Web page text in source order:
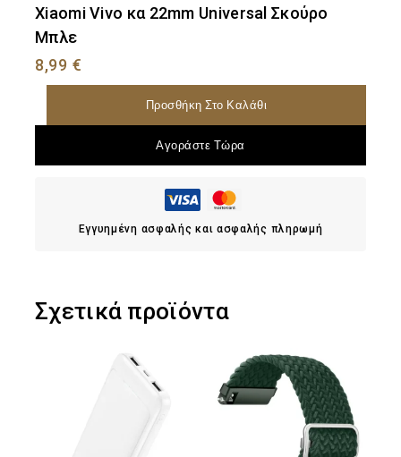
Xiaomi Vivo κα 22mm Universal Σκούρο
Μπλε
8,99 €
Προσθήκη Στο Καλάθι
Αγοράστε Τώρα
Εγγυημένη ασφαλής και ασφαλής πληρωμή
Σχετικά προϊόντα